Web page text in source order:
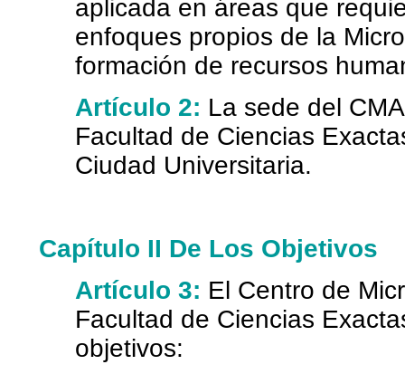
aplicada en áreas que
enfoques propios de la
formación de recursos
Artículo 2: La sede del
Facultad de Ciencias
Ciudad Universitaria.
Capítulo II De Los Objetivos
Artículo 3: El Centro de
Facultad de Ciencias
objetivos: